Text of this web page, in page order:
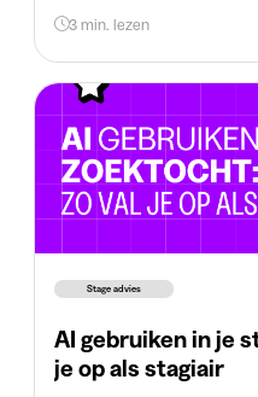
3 min. lezen
Stage advies
AI gebruiken in je
je op als stagiair